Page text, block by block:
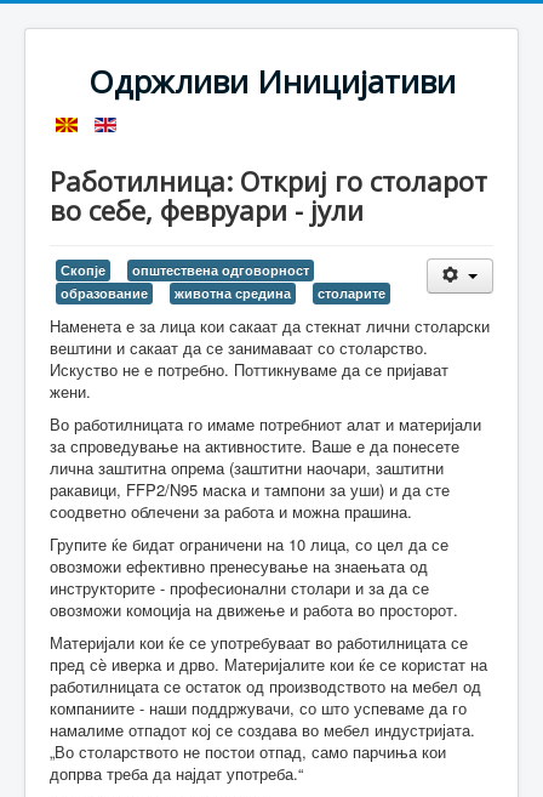
Одржливи Иницијативи
Работилница: Откриј го столарот
во себе, февруари - јули
Скопје
општествена одговорност
образование
животна средина столарите
Наменета е за лица кои сакаат да стекнат лични столарски
вештини и сакаат да се занимаваат со столарство.
Искуство не е потребно. Поттикнуваме да се пријават
жени.
Во работилницата го имаме потребниот алат и материјали
за спроведување на активностите. Ваше е да понесете
лична заштитна опрема (заштитни наочари, заштитни
ракавици, FFP2/N95 маска и тампони за уши) и да сте
соодветно облечени за работа и можна прашина.
Групите ќе бидат ограничени на 10 лица, со цел да се
овозможи ефективно пренесување на знаењата од
инструкторите - професионални столари и за да се
овозможи комоција на движење и работа во просторот.
Материјали кои ќе се употребуваат во работилницата се
пред сè иверка и дрво. Материјалите кои ќе се користат на
работилницата се остаток од производството на мебел од
компаниите - наши поддржувачи, со што успеваме да го
намалиме отпадот кој се создава во мебел индустријата.
„Во столарството не постои отпад, само парчиња кои
допрва треба да најдат употреба.“